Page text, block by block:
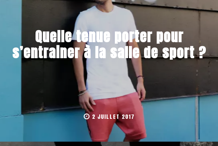
Quelle tenue porter pour
s’entrainer à la salle de sport ?
2 JUILLET 2017